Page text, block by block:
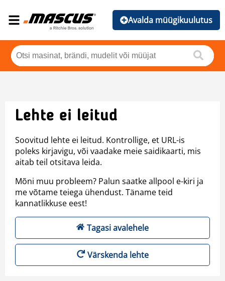
Avalda müügikuulutus
Lehte ei leitud
Soovitud lehte ei leitud. Kontrollige, et URL-is
poleks kirjavigu, või vaadake meie saidikaarti, mis
aitab teil otsitava leida.
Mõni muu probleem? Palun saatke allpool e-kiri ja
me võtame teiega ühendust. Täname teid
kannatlikkuse eest!
Tagasi avalehele
Värskenda lehte